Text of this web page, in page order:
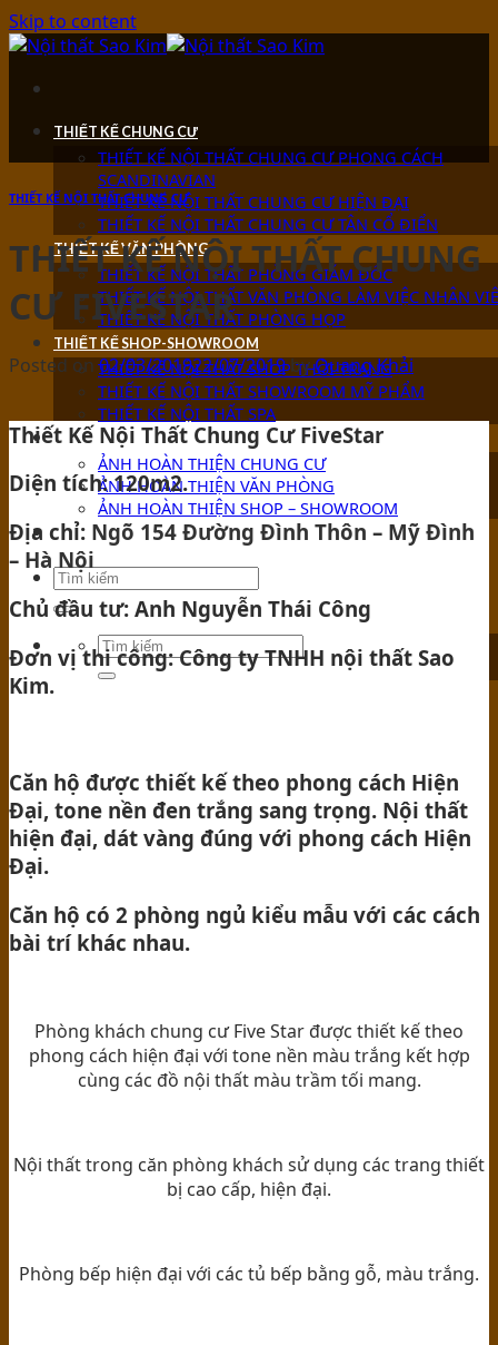
Skip to content
THIẾT KẾ CHUNG CƯ
THIẾT KẾ NỘI THẤT CHUNG CƯ PHONG CÁCH
SCANDINAVIAN
THIẾT KẾ NỘI THẤT CHUNG CƯ HIỆN ĐẠI
THIẾT KẾ NỘI THẤT CHUNG CƯ TÂN CỔ ĐIỂN
THIẾT KẾ VĂN PHÒNG
THIẾT KẾ NỘI THẤT PHÒNG GIÁM ĐỐC
THIẾT KẾ NỘI THẤT VĂN PHÒNG LÀM VIỆC NHÂN
THIẾT KẾ NỘI THẤT PHÒNG HỌP
THIẾT KẾ SHOP-SHOWROOM
THIẾT KẾ NỘI THẤT SHOP THỜI TRANG
THIẾT KẾ NỘI THẤT SHOWROOM MỸ PHẨM
THIẾT KẾ NỘI THẤT SPA
ẢNH HOÀN THIỆN
ẢNH HOÀN THIỆN CHUNG CƯ
ẢNH HOÀN THIỆN VĂN PHÒNG
ẢNH HOÀN THIỆN SHOP – SHOWROOM
TIN TỨC
THIẾT KẾ NỘI THẤT CHUNG CƯ
THIẾT KẾ NỘI THẤT CHUNG
CƯ FIVESTAR
Posted on02/03/201922/07/2019byQuang Khải
Thiết Kế Nội Thất Chung Cư FiveStar
Diện tích: 120m2.
Địa chỉ: Ngõ 154 Đường Đình Thôn – Mỹ Đình
– Hà Nội
Chủ đầu tư: Anh Nguyễn Thái Công
Đơn vị thi công: Công ty TNHH nội thất Sao
Kim.
Căn hộ được thiết kế theo phong cách Hiện
Đại, tone nền đen trắng sang trọng. Nội thất
hiện đại, dát vàng đúng với phong cách Hiện
Đại.
Căn hộ có 2 phòng ngủ kiểu mẫu với các cách
bài trí khác nhau.
Phòng khách chung cư Five Star được thiết kế theo
phong cách hiện đại với tone nền màu trắng kết hợp
cùng các đồ nội thất màu trầm tối mang.
Nội thất trong căn phòng khách sử dụng các trang thiết
bị cao cấp, hiện đại.
Phòng bếp hiện đại với các tủ bếp bằng gỗ, màu trắng.